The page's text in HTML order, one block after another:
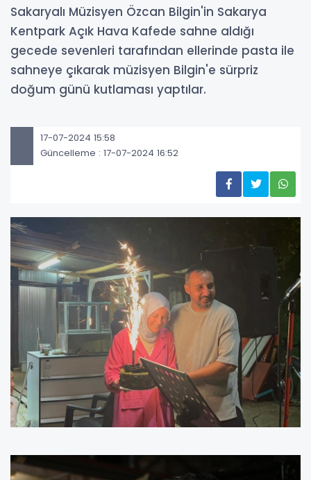
Sakaryalı Müzisyen Özcan Bilgin'in Sakarya
Kentpark Açık Hava Kafede sahne aldığı
gecede sevenleri tarafından ellerinde pasta ile
sahneye çıkarak müzisyen Bilgin'e sürpriz
doğum günü kutlaması yaptılar.
17-07-2024 15:58
Güncelleme : 17-07-2024 16:52